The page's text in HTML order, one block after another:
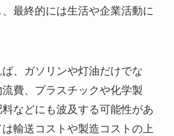
最終的には生活や企業活動に
、ガソリンや灯油だけでな
費、プラスチックや化学製
などにも波及する可能性があ
輸送コストや製造コストの上